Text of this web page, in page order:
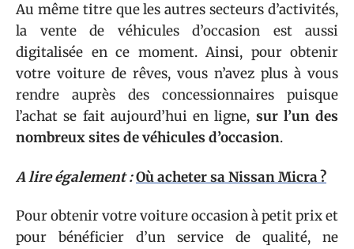
Au même titre que les autres secteurs d’activités,
la vente de véhicules d’occasion est aussi
digitalisée en ce moment. Ainsi, pour obtenir
votre voiture de rêves, vous n’avez plus à vous
rendre auprès des concessionnaires puisque
l’achat se fait aujourd’hui en ligne, sur l’un des
nombreux sites de véhicules d’occasion.
A lire également :Où acheter sa Nissan Micra ?
Pour obtenir votre voiture occasion à petit prix et
pour bénéficier d’un service de qualité, ne